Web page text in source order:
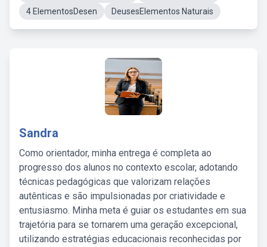
4 ElementosDesen
DeusesElementos Naturais
Sandra
Como orientador, minha entrega é completa ao
progresso dos alunos no contexto escolar, adotando
técnicas pedagógicas que valorizam relações
autênticas e são impulsionadas por criatividade e
entusiasmo. Minha meta é guiar os estudantes em sua
trajetória para se tornarem uma geração excepcional,
utilizando estratégias educacionais reconhecidas por